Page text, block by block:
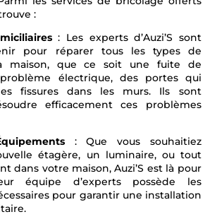
:
: Les experts d’Auzi’S sont
pour réparer tous les types de
maison, que ce soit une fuite de
électrique, des portes qui
fissures dans les murs. Ils sont
efficacement ces problèmes
: Que vous souhaitiez
étagère, un luminaire, ou tout
dans votre maison, Auzi’S est là pour
équipe d’experts possède les
pour garantir une installation